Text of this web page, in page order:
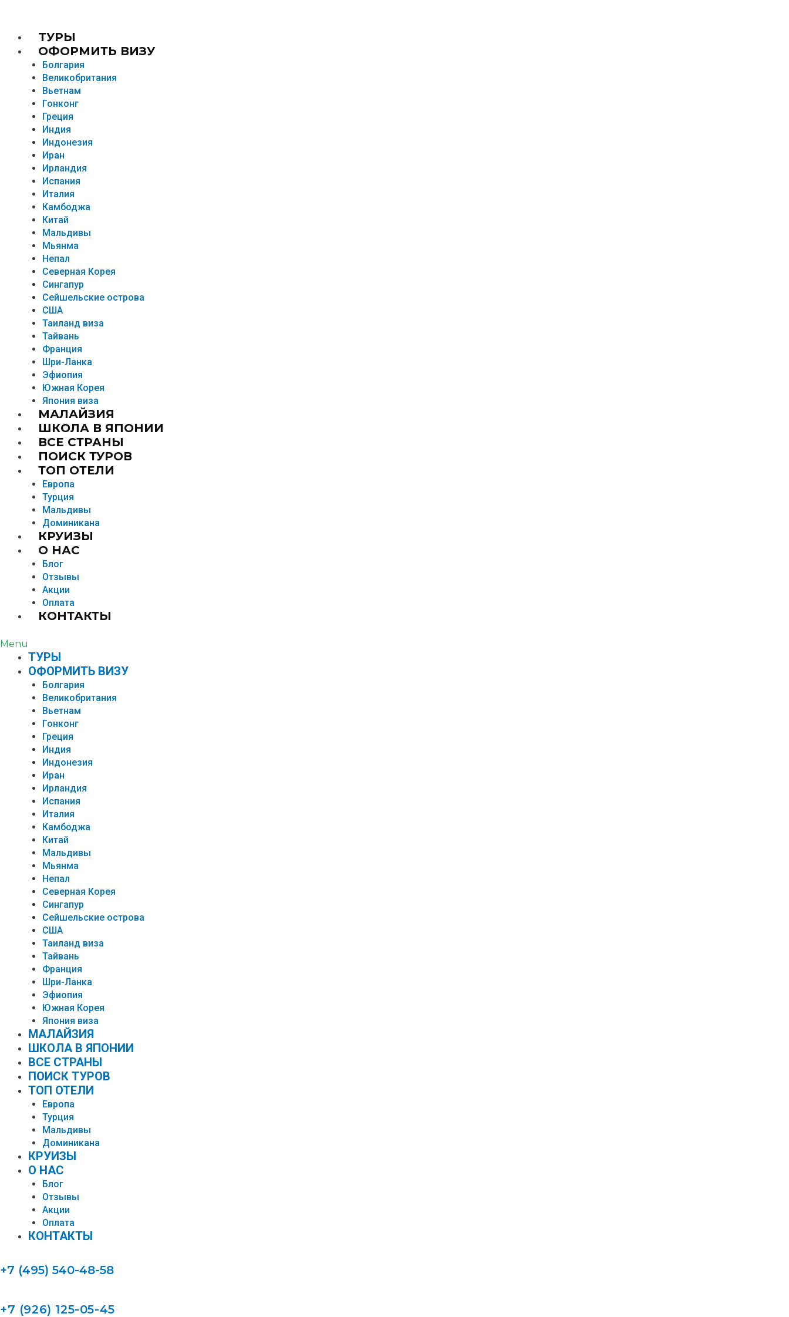
TУРЫ
ОФОРМИТЬ ВИЗУ
Болгария
Великобритания
Вьетнам
Гонконг
Греция
Индия
Индонезия
Иран
Ирландия
Испания
Италия
Камбоджа
Китай
Мальдивы
Мьянма
Непал
Северная Корея
Сингапур
Сейшельские острова
США
Таиланд виза
Тайвань
Франция
Шри-Ланка
Эфиопия
Южная Корея
Япония виза
МАЛАЙЗИЯ
ШКОЛА В ЯПОНИИ
ВСЕ СТРАНЫ
ПОИСК ТУРОВ
ТОП ОТЕЛИ
Европа
Турция
Мальдивы
Доминикана
КРУИЗЫ
О НАС
Блог
Отзывы
Акции
Оплата
КОНТАКТЫ
Menu
TУРЫ
ОФОРМИТЬ ВИЗУ
Болгария
Великобритания
Вьетнам
Гонконг
Греция
Индия
Индонезия
Иран
Ирландия
Испания
Италия
Камбоджа
Китай
Мальдивы
Мьянма
Непал
Северная Корея
Сингапур
Сейшельские острова
США
Таиланд виза
Тайвань
Франция
Шри-Ланка
Эфиопия
Южная Корея
Япония виза
МАЛАЙЗИЯ
ШКОЛА В ЯПОНИИ
ВСЕ СТРАНЫ
ПОИСК ТУРОВ
ТОП ОТЕЛИ
Европа
Турция
Мальдивы
Доминикана
КРУИЗЫ
О НАС
Блог
Отзывы
Акции
Оплата
КОНТАКТЫ
+7 (495) 540-48-58
+7 (926) 125-05-45